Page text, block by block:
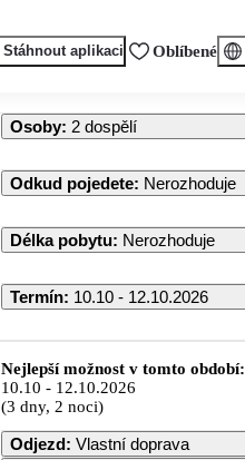
Stáhnout aplikaci Oblíbené
Osoby: 2 dospělí
Odkud pojedete: Nerozhoduje
Délka pobytu: Nerozhoduje
Termín: 10.10 - 12.10.2026
Nejlepší možnost v tomto období:
10.10 - 12.10.2026
(3 dny, 2 noci)
Odjezd: Vlastní doprava